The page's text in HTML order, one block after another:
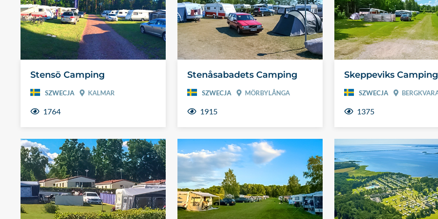
Stensö Camping
SZWECJA KALMAR
1764
Stenåsabadets Camping
SZWECJA MÖRBYLÅNGA
1915
Skeppeviks Camping
SZWECJA
1375